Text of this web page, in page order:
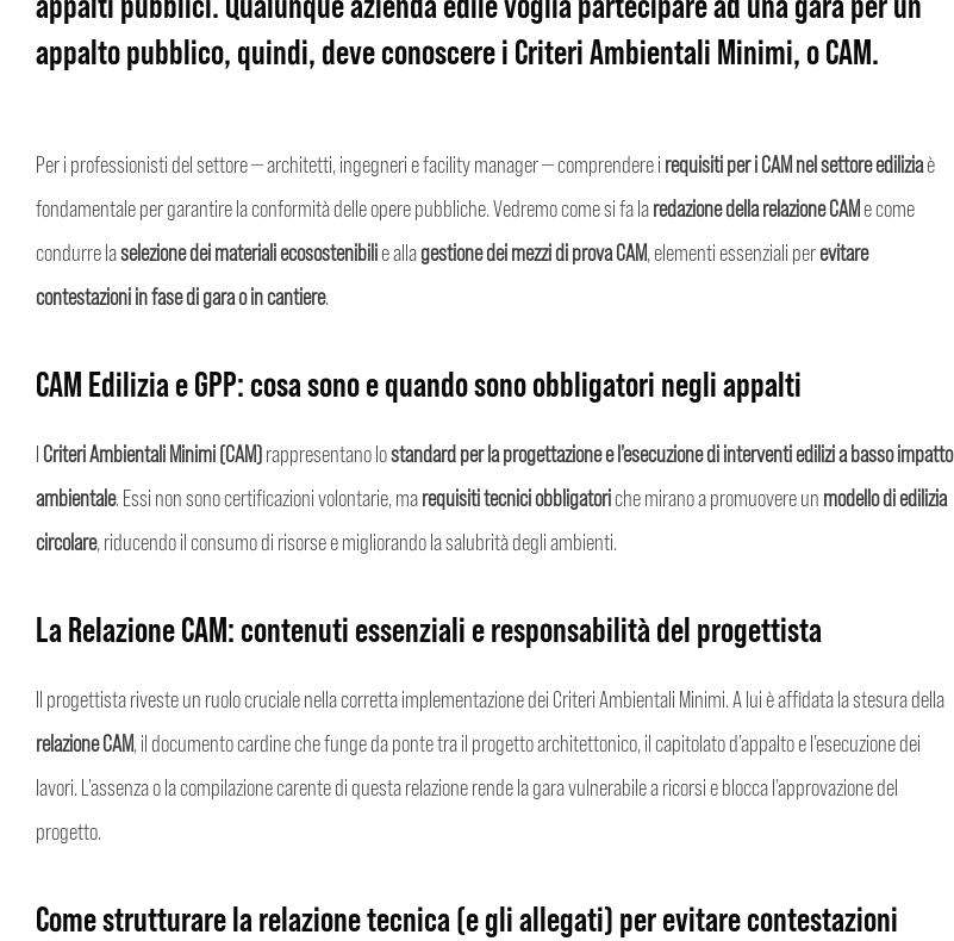
appalto pubblico, quindi, deve conoscere iCriteri Ambientali Minimi, oCAM.
Per i professionisti del settore — architetti, ingegneri e facility manager — comprendere i requisiti per i CAM nel settore ediliziaè
fondamentale per garantire la conformità delle opere pubbliche. Vedremo come si fa laredazione della relazione CAMe come
condurre laselezione dei materiali ecosostenibilie allagestione dei mezzi di prova CAM, elementi essenziali perevitare
contestazioni in fase di gara o in cantiere.
CAM Edilizia e GPP: cosa sono e quando sono obbligatori negli appalti
I Criteri Ambientali Minimi (CAM)rappresentano lostandard per la progettazione e l’esecuzione di interventi edilizi a basso impatto
ambientale. Essi non sono certificazioni volontarie, marequisiti tecnici obbligatoriche mirano a promuovere un modello di edilizia
circolare, riducendo il consumo di risorse e migliorando la salubrità degli ambienti.
La Relazione CAM: contenuti essenziali e responsabilità del progettista
Il progettista riveste un ruolo cruciale nella corretta implementazione dei Criteri Ambientali Minimi. A lui è affidata la stesura della
relazione CAM, il documento cardine che funge da ponte tra il progetto architettonico, il capitolato d’appalto e l’esecuzione dei
lavori. L’assenza o la compilazione carente di questa relazione rende la gara vulnerabile a ricorsi e blocca l’approvazione del
progetto.
Come strutturare la relazione tecnica (e gli allegati) per evitare contestazioni